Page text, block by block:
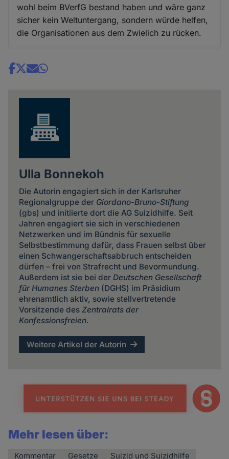
wohl beim BVerfG bestand haben und wäre ganz
sicher kein Weltuntergang, sondern würde helfen,
die Organisationen aus dem Zwielich zu rücken.
Share
Ulla Bonnekoh
Die Autorin engagiert sich in der Karlsruher
Regionalgruppe der Giordano-Bruno-Stiftung
(gbs) und initiierte dort die AG Suizidhilfe. Seit
Jahren engagiert sie sich in verschiedenen
Netzwerken und im Bündnis für sexuelle
Selbstbestimmung dafür, dass Frauen selbst über
einen Schwangerschaftsabbruch entscheiden
dürfen – frei von Strafrecht und Bevormundung.
Außerdem ist sie bei der Deutschen Gesellschaft
für Humanes Sterben(DGHS) im Präsidium
ehrenamtlich aktiv, sowie stellvertretende
Vorsitzende des Zentralrats der
Konfessionsfreien.
Weitere Artikel der Autorin
Mehr lesen über:
Kommentar Gesetze Suizid und Suizidhilfe